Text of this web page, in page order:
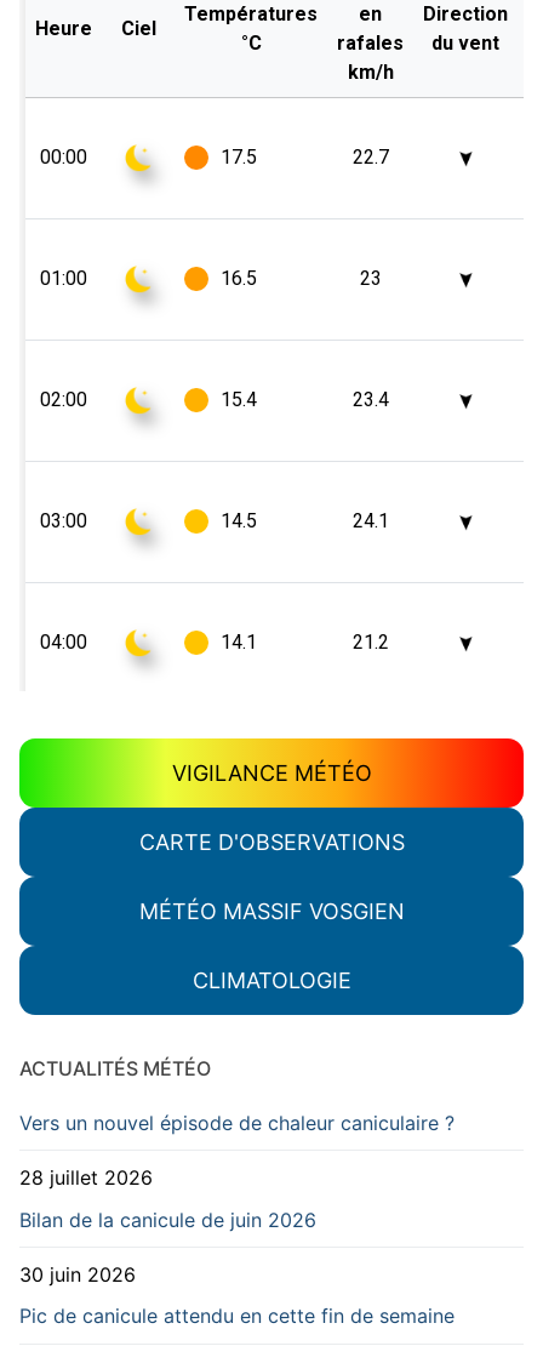
VIGILANCE MÉTÉO
CARTE D'OBSERVATIONS
MÉTÉO MASSIF VOSGIEN
CLIMATOLOGIE
ACTUALITÉS MÉTÉO
Vers un nouvel épisode de chaleur caniculaire ?
28 juillet 2026
Bilan de la canicule de juin 2026
30 juin 2026
Pic de canicule attendu en cette fin de semaine